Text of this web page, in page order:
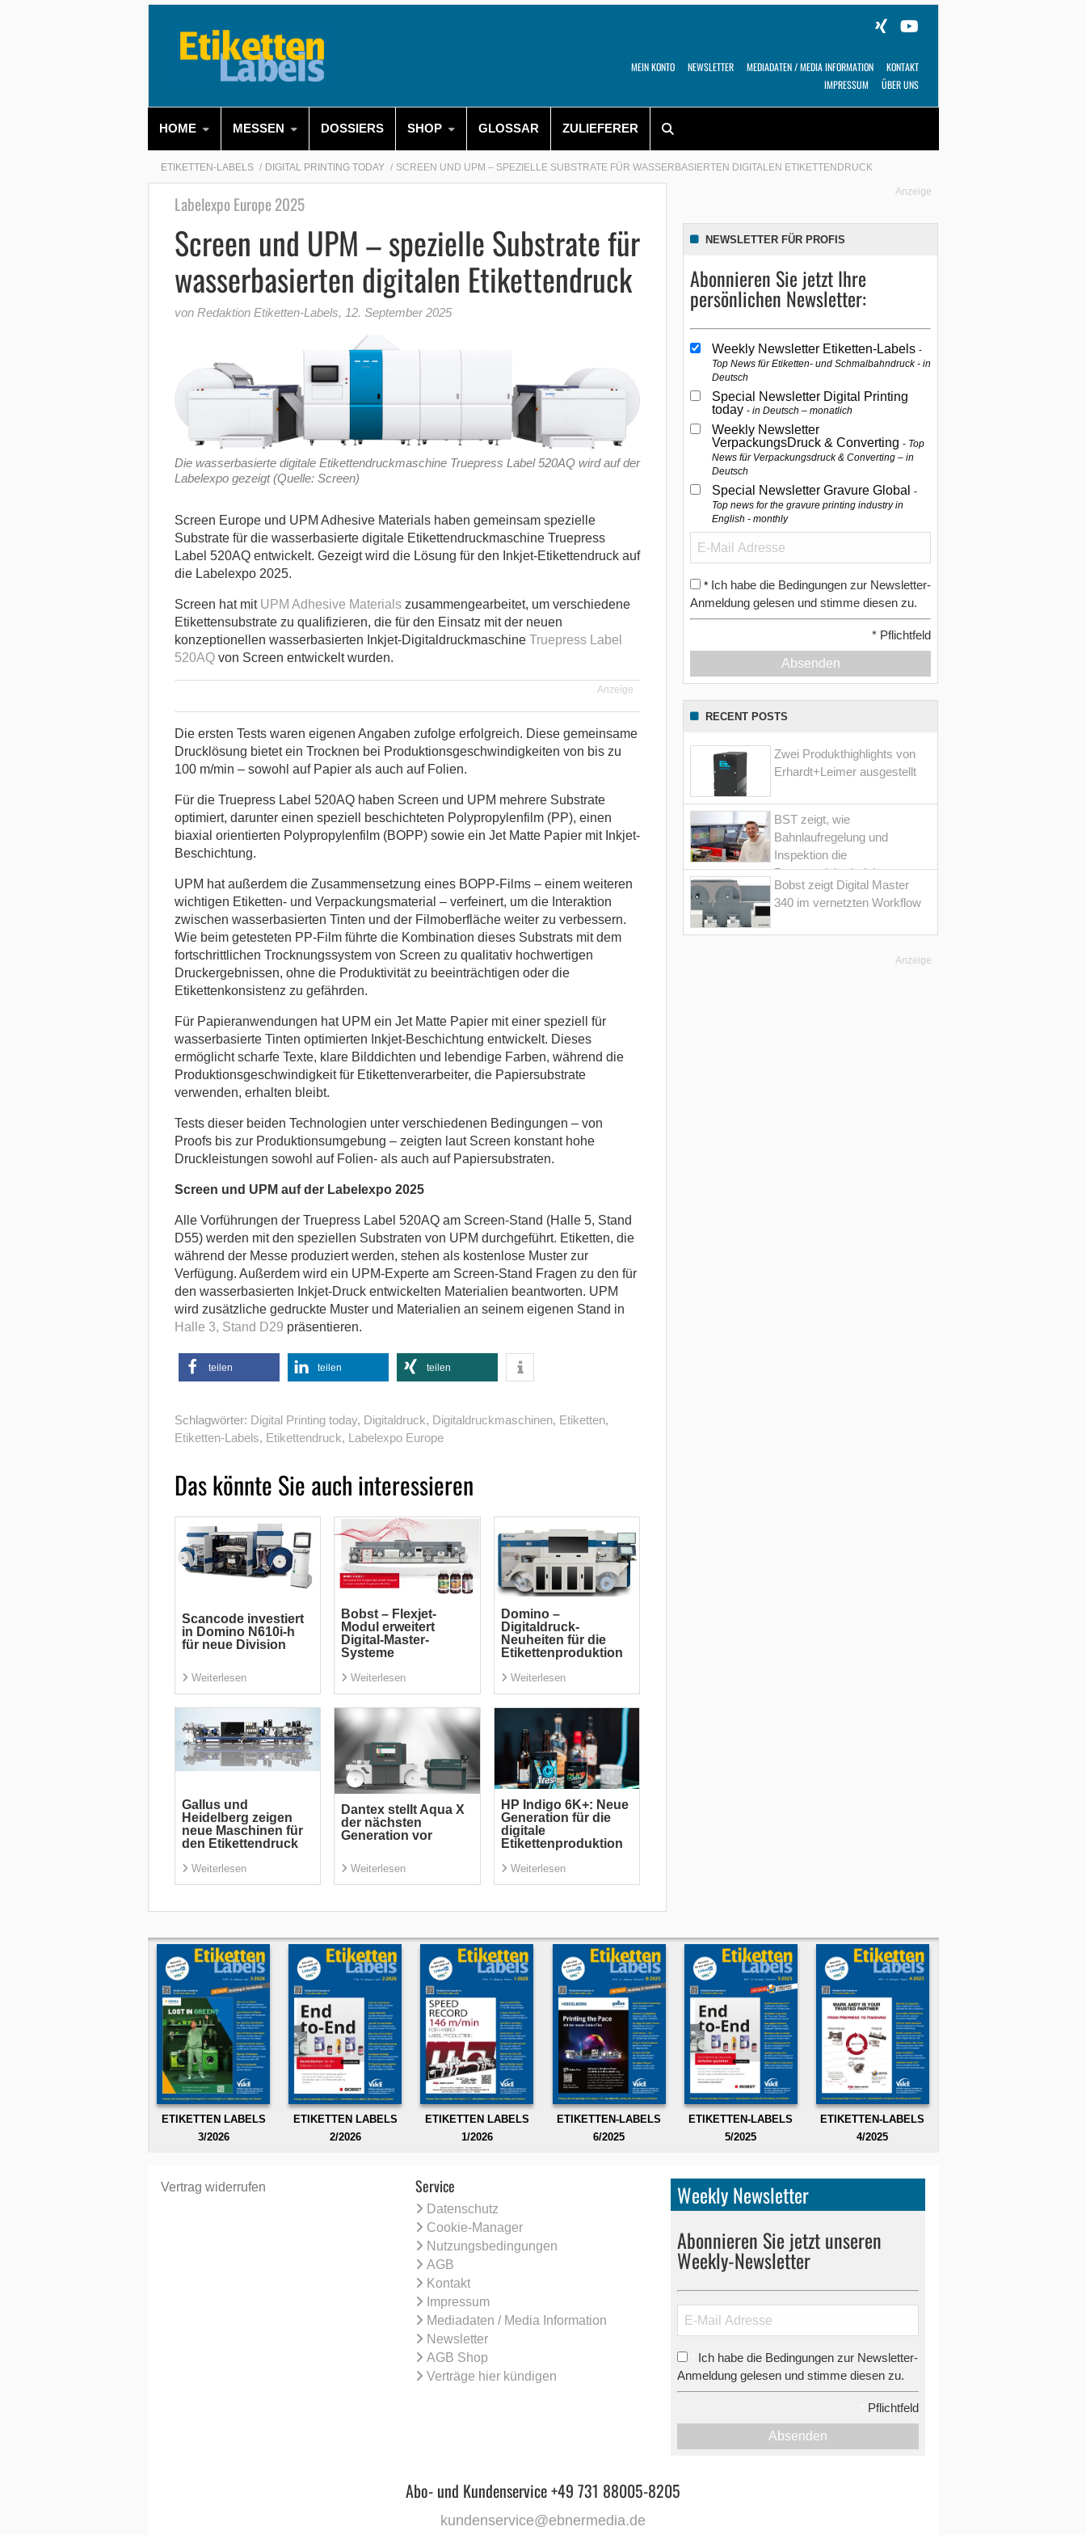
MEIN KONTO NEWSLETTER MEDIADATEN / MEDIA INFORMATION
KONTAKT
IMPRESSUM
ÜBER UNS
HOME MESSEN DOSSIERS SHOP GLOSSAR ZULIEFERER
ETIKETTEN-LABELS DIGITAL PRINTING TODAY SCREEN UND UPM – SPEZIELLE SUBSTRATE FÜR WASSERBASIERTEN DIGITALEN ETIKETTENDRUCK
Labelexpo Europe 2025
Screen und UPM – spezielle Substrate für
wasserbasierten digitalen Etikettendruck
von Redaktion Etiketten-Labels, 12. September 2025
Die wasserbasierte digitale Etikettendruckmaschine Truepress Label 520AQ wird auf der
Labelexpo gezeigt (Quelle: Screen)
Screen Europe und UPM Adhesive Materials haben gemeinsam spezielle
Substrate für die wasserbasierte digitale Etikettendruckmaschine Truepress
Label 520AQ entwickelt. Gezeigt wird die Lösung für den Inkjet-Etikettendruck auf
die Labelexpo 2025.
Screen hat mit UPM Adhesive Materialszusammengearbeitet, um verschiedene
Etikettensubstrate zu qualifizieren, die für den Einsatz mit der neuen
konzeptionellen wasserbasierten Inkjet-Digitaldruckmaschine Truepress Label
520AQvon Screen entwickelt wurden.
Anzeige
Die ersten Tests waren eigenen Angaben zufolge erfolgreich. Diese gemeinsame
Drucklösung bietet ein Trocknen bei Produktionsgeschwindigkeiten von bis zu
100 m/min – sowohl auf Papier als auch auf Folien.
Für die Truepress Label 520AQ haben Screen und UPM mehrere Substrate
optimiert, darunter einen speziell beschichteten Polypropylenfilm (PP), einen
biaxial orientierten Polypropylenfilm (BOPP) sowie ein Jet Matte Papier mit Inkjet-
Beschichtung.
UPM hat außerdem die Zusammensetzung eines BOPP-Films – einem weiteren
wichtigen Etiketten- und Verpackungsmaterial – verfeinert, um die Interaktion
zwischen wasserbasierten Tinten und der Filmoberfläche weiter zu verbessern.
Wie beim getesteten PP-Film führte die Kombination dieses Substrats mit dem
fortschrittlichen Trocknungssystem von Screen zu qualitativ hochwertigen
Druckergebnissen, ohne die Produktivität zu beeinträchtigen oder die
Etikettenkonsistenz zu gefährden.
Für Papieranwendungen hat UPM ein Jet Matte Papier mit einer speziell für
wasserbasierte Tinten optimierten Inkjet-Beschichtung entwickelt. Dieses
ermöglicht scharfe Texte, klare Bilddichten und lebendige Farben, während die
Produktionsgeschwindigkeit für Etikettenverarbeiter, die Papiersubstrate
verwenden, erhalten bleibt.
Tests dieser beiden Technologien unter verschiedenen Bedingungen – von
Proofs bis zur Produktionsumgebung – zeigten laut Screen konstant hohe
Druckleistungen sowohl auf Folien- als auch auf Papiersubstraten.
Screen und UPM auf der Labelexpo 2025
Alle Vorführungen der Truepress Label 520AQ am Screen-Stand (Halle 5, Stand
D55) werden mit den speziellen Substraten von UPM durchgeführt. Etiketten, die
während der Messe produziert werden, stehen als kostenlose Muster zur
Verfügung. Außerdem wird ein UPM-Experte am Screen-Stand Fragen zu den für
den wasserbasierten Inkjet-Druck entwickelten Materialien beantworten. UPM
wird zusätzliche gedruckte Muster und Materialien an seinem eigenen Stand in
Halle 3, Stand D29 präsentieren.
teilen teilen teilen
Schlagwörter: Digital Printing today, Digitaldruck, Digitaldruckmaschinen, Etiketten,
Etiketten-Labels, Etikettendruck, Labelexpo Europe
Das könnte Sie auch interessieren
Scancode investiert
in Domino N610i-h
für neue Division
Weiterlesen
Bobst – Flexjet-
Modul erweitert
Digital-Master-
Systeme
Weiterlesen
Domino –
Digitaldruck-
Neuheiten für die
Etikettenproduktion
Weiterlesen
Gallus und
Heidelberg zeigen
neue Maschinen für
den Etikettendruck
Weiterlesen
Dantex stellt Aqua X
der nächsten
Generation vor
Weiterlesen
HP Indigo 6K+: Neue
Generation für die
digitale
Etikettenproduktion
Weiterlesen
Anzeige
NEWSLETTER FÜR PROFIS
Abonnieren Sie jetzt Ihre
persönlichen Newsletter:
Weekly Newsletter Etiketten-Labels
Top News für Etiketten- und Schmalbahndruck - in
Deutsch
Special Newsletter Digital Printing
today in Deutsch – monatlich
Weekly Newsletter
VerpackungsDruck & Converting Top
News für Verpackungsdruck & Converting – in
Deutsch
Special Newsletter Gravure Global
Top news for the gravure printing industry in
English - monthly
* Ich habe die Bedingungen zur Newsletter-
Anmeldung gelesen und stimme diesen zu.
* Pflichtfeld
Absenden
RECENT POSTS
Zwei Produkthighlights von
Erhardt+Leimer ausgestellt
BST zeigt, wie
Bahnlaufregelung und
Inspektion die
Prozesssicherheit im
Converting erhöht
Bobst zeigt Digital Master
340 im vernetzten Workflow
Anzeige
ETIKETTEN LABELS
3/2026
ETIKETTEN LABELS
2/2026
ETIKETTEN LABELS
1/2026
ETIKETTEN-LABELS
6/2025
ETIKETTEN-LABELS
5/2025
ETIKETTEN-LABELS
4/2025
Vertrag widerrufen Service
Datenschutz
Cookie-Manager
Nutzungsbedingungen
AGB
Kontakt
Impressum
Mediadaten / Media Information
Newsletter
AGB Shop
Verträge hier kündigen
Weekly Newsletter
Abonnieren Sie jetzt unseren
Weekly-Newsletter
Ich habe die Bedingungen zur Newsletter-
Anmeldung gelesen und stimme diesen zu.
Pflichtfeld
Absenden
Abo- und Kundenservice +49 731 88005-8205
kundenservice@ebnermedia.de